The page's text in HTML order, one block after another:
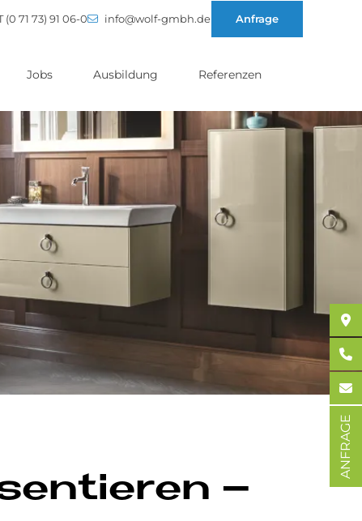
(0 71 73) 91 06-0 info@wolf-gmbh.de Anfrage
Jobs Ausbildung Referenzen
–
ANFRAGE